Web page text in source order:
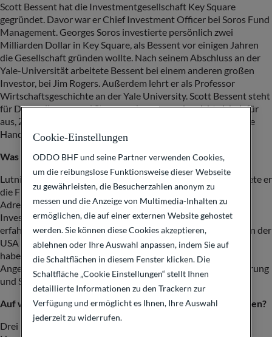
Scott Bessent hat die Investmentgesellschaft Key Square
gegründet. Davor war er Chief Investment Officer bei Soros Fund
Management. Georges Soros investierte persönlich zwei
Milliarden Dollar in Key Square, als Bessent vor einigen Jahren
die Gesellschaft gründen wollte. Nach seinem Abschluss an der
Yale-Universität arbeitete Bessent bei einem anderen großen
Investor, bei Jim Rogers. Außerdem lehrt er als Professor
Wirtschaftsgeschichte an der Yale University. Scott Bessent steht
für Deregulierung und Steuersenkungen und spricht sich dafür
aus, Zölle einzusetzen, um aus seiner Sicht für die USA unfaire
Handelsbedingungen zu korrigieren.
Was ist mit Lutnickund Greer?
Lutnick steht Bessent an Expertise kaum nach. Seit 1991 leitete er
die Finanzgesellschaft Cantor Fitzgerald, einer anerkannten
Adresse an der Wall Street für Wertpapierhandel und
Investmentbanking. Jamieson Greer ist ein international
erfahrener Jurist: Als Anwalt war er in diverse Verhandlungen der
USA über internationale Handelsfragen eingebunden. Beide
haben sich für höhere Zölle ausgesprochen und tragen die
Angebotspolitik von Trump mit. Sie bringen praktische Erfahrung
und Sachkenntnis mit und stehen der Wall Street nahe.
Auf welche Eckpunkte sollten Anleger nun besonders achten?
Drei Politikbereiche sind aus meiner Sicht zentral. Die
Cookie-Einstellungen
ODDO BHF und seine Partner verwenden Cookies,
um die reibungslose Funktionsweise dieser Webseite
zu gewährleisten, die Besucherzahlen anonym zu
messen und die Anzeige von Multimedia-Inhalten zu
ermöglichen, die auf einer externen Website gehostet
werden. Sie können diese Cookies akzeptieren,
ablehnen oder Ihre Auswahl anpassen, indem Sie auf
die Schaltflächen in diesem Fenster klicken. Die
Schaltfläche „Cookie Einstellungen“ stellt Ihnen
detaillierte Informationen zu den Trackern zur
Verfügung und ermöglicht es Ihnen, Ihre Auswahl
jederzeit zu widerrufen.